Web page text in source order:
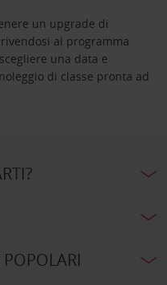
un upgrade di
al programma
una data e
di classe pronta ad